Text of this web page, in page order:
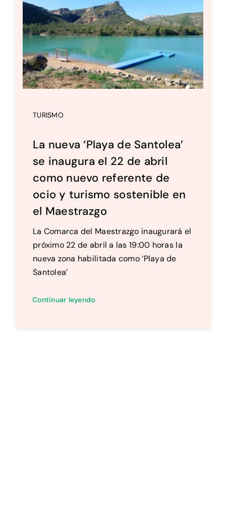
Setas
Contacto
TURISMO
La nueva ‘Playa de Santolea’
se inaugura el 22 de abril
como nuevo referente de
ocio y turismo sostenible en
el Maestrazgo
La Comarca del Maestrazgo inaugurará el
próximo 22 de abril a las 19:00 horas la
nueva zona habilitada como ‘Playa de
Santolea’
Continuar leyendo